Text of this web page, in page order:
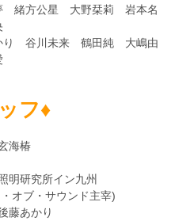
緒方公星 大野栞莉 岩本名
り 谷川未来 鶴田純 大嶋由
フ♦
海椿
明研究所イン九州
オブ・サウンド主宰)
藤あかり